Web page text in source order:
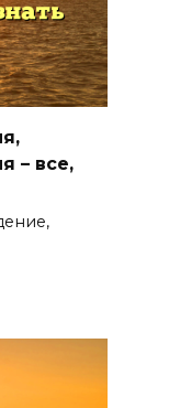
– все,